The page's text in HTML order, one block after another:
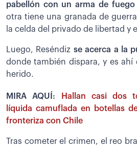
pabellón con un arma de
otra tiene una granada de
la celda del privado de libertad y
Luego, Reséndiz se acerca a la
donde también dispara, y es
herido.
MIRA AQUÍ:
Hallan casi dos
líquida camuflada en botellas
fronteriza con Chile
Tras cometer el crimen, el reo